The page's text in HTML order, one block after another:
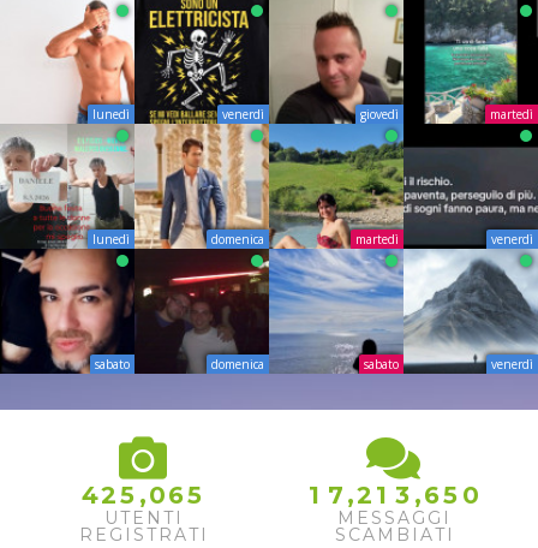
lunedì venerdì giovedì martedì
lunedì domenica martedì venerdì
sabato domenica sabato venerdì
425 ,065
UTENTI
REGISTRATI
1 7 ,2 1 3 ,65 0
1
MESSAGGI
SCAMBIATI